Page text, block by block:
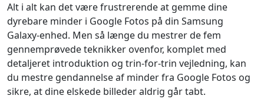
Alt i alt kan det være frustrerende at gemme dine
dyrebare minder i Google Fotos på din Samsung
Galaxy-enhed. Men så længe du mestrer de fem
gennemprøvede teknikker ovenfor, komplet med
detaljeret introduktion og trin-for-trin vejledning, kan
du mestre gendannelse af minder fra Google Fotos og
sikre, at dine elskede billeder aldrig går tabt.